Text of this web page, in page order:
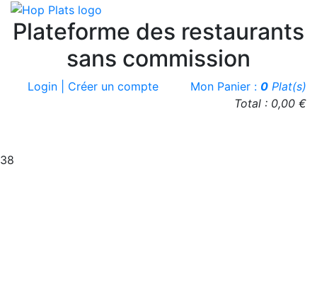
Plateforme des restaurants
sans commission
Login | Créer un compte Mon Panier : 0 Plat(s)
Total : 0,00 €
38